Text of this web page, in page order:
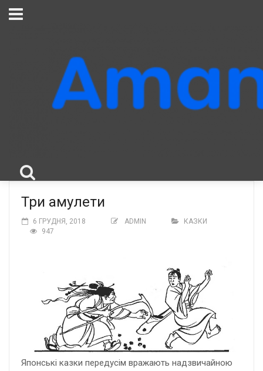
Три амулети
6 ГРУДНЯ, 2018 ADMIN
КАЗКИ
947
Японські казки передусім вражають надзвичайною